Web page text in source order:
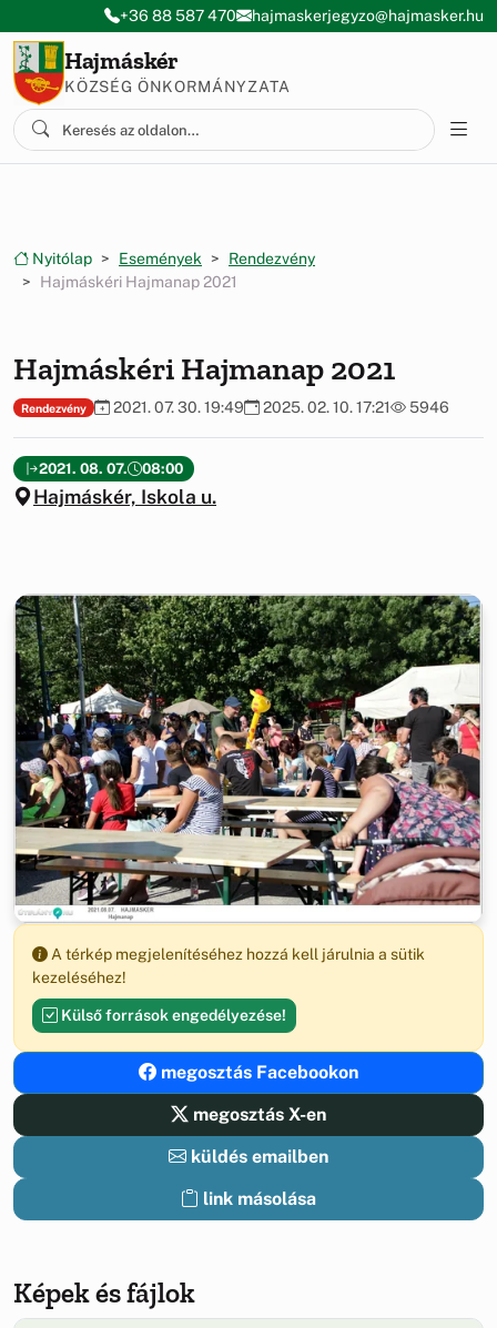
Ugrás a menüre
Ugrás a tartalomra
+36 88 587 470 hajmaskerjegyzo@hajmasker.hu
Hajmáskér
KÖZSÉG ÖNKORMÁNYZATA
Nyitólap Események
Rendezvény
Hajmáskéri Hajmanap 2021
Hajmáskéri Hajmanap 2021
Rendezvény 2021. 07. 30. 19:49 2025. 02. 10. 17:21 5946
2021. 08. 07. 08:00
Hajmáskér, Iskola u.
A térkép megjelenítéséhez hozzá kell járulnia a sütik
kezeléséhez!
Külső források engedélyezése!
megosztás Facebookon
megosztás X-en
küldés emailben
link másolása
Képek és fájlok